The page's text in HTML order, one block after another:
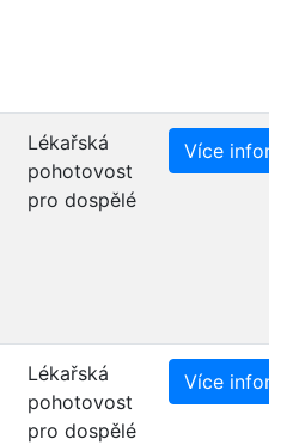
Lékařská
pohotovost
pro dospělé
Více
Lékařská
pohotovost
pro dospělé
Více